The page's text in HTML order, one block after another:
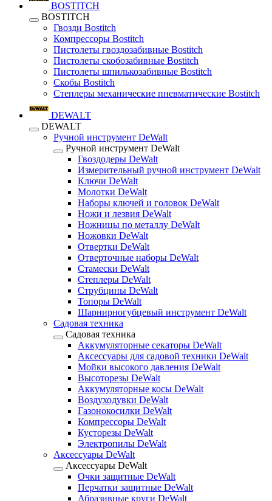
BOSTITCH
BOSTITCH
Гвозди Bostitch
Компрессоры Bostitch
Пистолеты гвоздозабивные Bostitch
Пистолеты скобозабивные Bostitch
Пистолеты шпилькозабивные Bostitch
Скобы Bostitch
Степлеры механические пневматические Bostitch
DEWALT
DEWALT
Ручной инструмент DeWalt
Ручной инструмент DeWalt
Гвоздодеры DeWalt
Измерительный ручной инструмент DeWalt
Ключи DeWalt
Молотки DeWalt
Наборы ключей и головок DeWalt
Ножи и лезвия DeWalt
Ножницы по металлу DeWalt
Ножовки DeWalt
Отвертки DeWalt
Отверточные наборы DeWalt
Стамески DeWalt
Степлеры DeWalt
Струбцины DeWalt
Топоры DeWalt
Шарнирногубцевый инструмент DeWalt
Садовая техника
Садовая техника
Аккумуляторные секаторы DeWalt
Аксессуары для садовой техники DeWalt
Мойки высокого давления DeWalt
Высоторезы DeWalt
Аккумуляторные косы DeWalt
Воздуходувки DeWalt
Газонокосилки DeWalt
Компрессоры DeWalt
Кусторезы DeWalt
Электропилы DeWalt
Аксессуары DeWalt
Аксессуары DeWalt
Очки защитные DeWalt
Перчатки защитные DeWalt
Абразивные круги DeWalt